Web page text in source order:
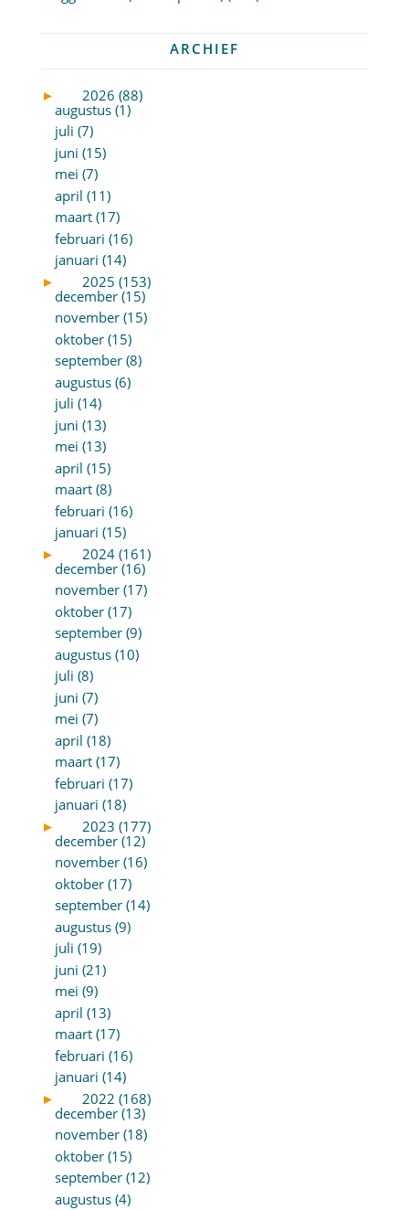
ARCHIEF
►
2026 (88)
augustus (1)
juli (7)
juni (15)
mei (7)
april (11)
maart (17)
februari (16)
januari (14)
►
2025 (153)
december (15)
november (15)
oktober (15)
september (8)
augustus (6)
juli (14)
juni (13)
mei (13)
april (15)
maart (8)
februari (16)
januari (15)
►
2024 (161)
december (16)
november (17)
oktober (17)
september (9)
augustus (10)
juli (8)
juni (7)
mei (7)
april (18)
maart (17)
februari (17)
januari (18)
►
2023 (177)
december (12)
november (16)
oktober (17)
september (14)
augustus (9)
juli (19)
juni (21)
mei (9)
april (13)
maart (17)
februari (16)
januari (14)
►
2022 (168)
december (13)
november (18)
oktober (15)
september (12)
augustus (4)